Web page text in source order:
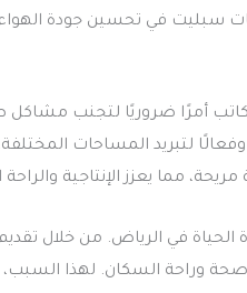
سبليت في تحسين جودة الهواء
أمرًا ضروريًا لتجنب
لتبريد المساحات
مما يعزز الإنتاجية
في الرياض. من خلال
وراحة السكان. لهذا السبب،